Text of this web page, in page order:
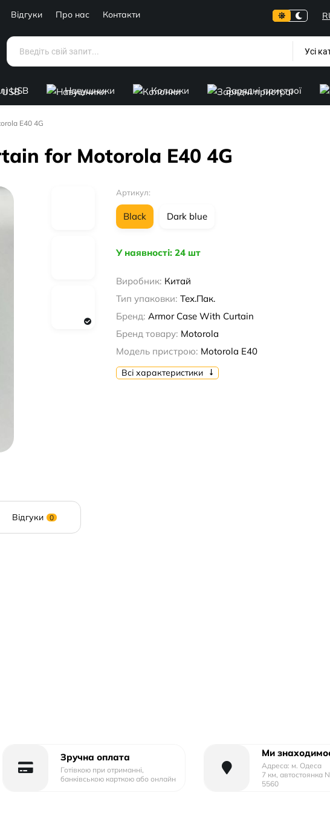
Відгуки Про нас Контакти
Усі
USB Навушники Колонки Зарядні пристрої
E40 4G
for Motorola E40 4G
Артикул:
Black Dark blue
У наявності: 24 шт
Виробник: Китай
Тип упаковки: Тех.Пак.
Бренд: Armor Case With Curtain
Бренд товару: Motorola
Модель пристрою: Motorola E40
Всі характеристики
Відгуки 0
Зручна оплата
Готівкою при отриманні,
банківською карткою або онлайн
Ми
Адреса: м. Одеса
7 км, автостоянка
5560